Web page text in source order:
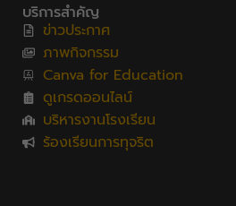
บริการสำคัญ
ข่าวประกาศ
ภาพกิจกรรม
Canva for Education
ดูเกรดออนไลน์
บริหารงานโรงเรียน
ร้องเรียนการทุจริต